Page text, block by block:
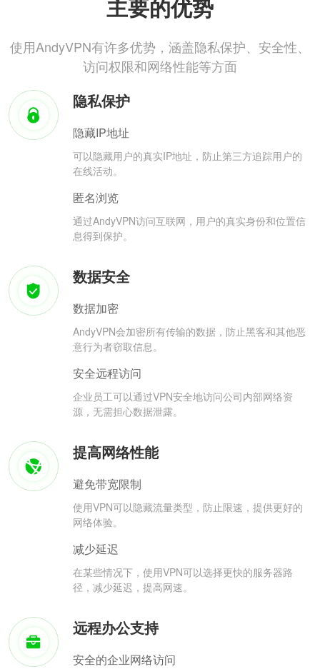
主要的优势
使用AndyVPN有许多优势，涵盖隐私保护、安全性、
访问权限和网络性能等方面
隐私保护
隐藏IP地址
可以隐藏用户的真实IP地址，防止第三方追踪用户的
在线活动。
匿名浏览
通过AndyVPN访问互联网，用户的真实身份和位置信
息得到保护。
数据安全
数据加密
AndyVPN会加密所有传输的数据，防止黑客和其他恶
意行为者窃取信息。
安全远程访问
企业员工可以通过VPN安全地访问公司内部网络资
源，无需担心数据泄露。
提高网络性能
避免带宽限制
使用VPN可以隐藏流量类型，防止限速，提供更好的
网络体验。
减少延迟
在某些情况下，使用VPN可以选择更快的服务器路
径，减少延迟，提高网速。
远程办公支持
安全的企业网络访问